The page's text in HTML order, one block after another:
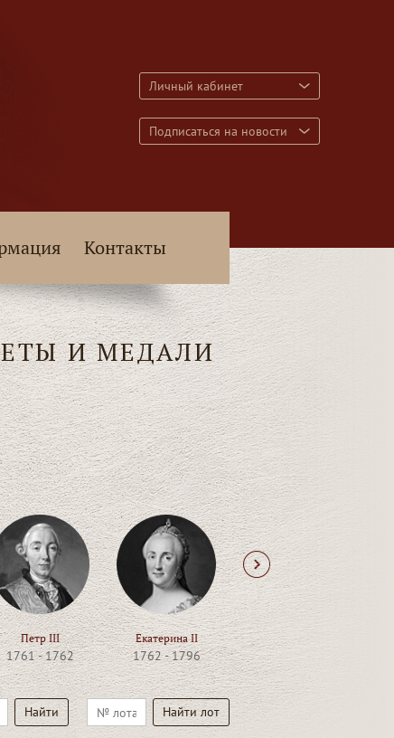
Личный кабинет
Подписаться на новости
Контакты
И МЕДАЛИ
Петр III
1761 - 1762
Екатерина II
1762 - 1796
Павел I
1796 - 1801
Next